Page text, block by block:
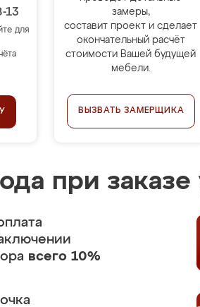
13
для
замеры,
составит проект и сделает
окончательный расчёт
стоимости Вашей будущей
мебели.
ВЫЗВАТЬ ЗАМЕРЩИКА
при заказе
всего 10%